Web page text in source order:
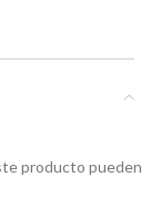
producto pueden